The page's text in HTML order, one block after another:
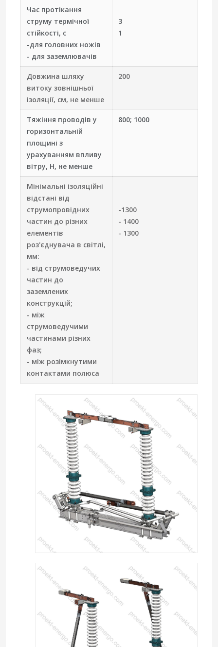
Час протікання
струму термічної
стійкості, с
-для головних ножів
- для заземлювачів
3
1
Довжина шляху
витоку зовнішньої
ізоляції, см, не менше
200
Тяжіння проводів у
горизонтальній
площині з
урахуванням впливу
вітру, Н, не менше
800; 1000
Мінімальні ізоляційні
відстані від
струмопровідних
частин до різних
елементів
роз'єднувача в світлі,
мм:
- від струмоведучих
частин до
заземлених
конструкцій;
- між
струмоведучими
частинами різних
фаз;
- між розімкнутими
контактами полюса
-1300
- 1400
- 1300